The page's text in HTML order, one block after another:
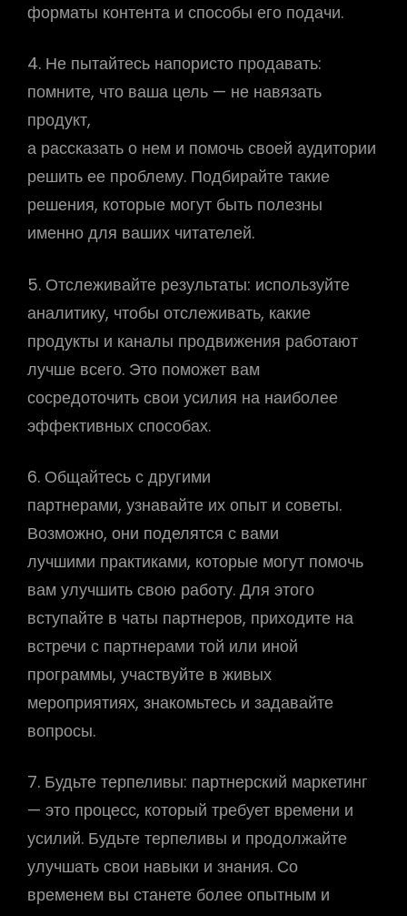
форматы контента и способы его подачи.
4. Не пытайтесь напористо продавать:
помните, что ваша цель — не навязать
продукт,
а рассказать о нем и помочь своей аудитории
решить ее проблему. Подбирайте такие
решения, которые могут быть полезны
именно для ваших читателей.
5. Отслеживайте результаты: используйте
аналитику, чтобы отслеживать, какие
продукты и каналы продвижения работают
лучше всего. Это поможет вам
сосредоточить свои усилия на наиболее
эффективных способах.
6. Общайтесь с другими
партнерами, узнавайте их опыт и советы.
Возможно, они поделятся с вами
лучшими практиками, которые могут помочь
вам улучшить свою работу. Для этого
вступайте в чаты партнеров, приходите на
встречи с партнерами той или иной
программы, участвуйте в живых
мероприятиях, знакомьтесь и задавайте
вопросы.
7. Будьте терпеливы: партнерский маркетинг
— это процесс, который требует времени и
усилий. Будьте терпеливы и продолжайте
улучшать свои навыки и знания. Со
временем вы станете более опытным и